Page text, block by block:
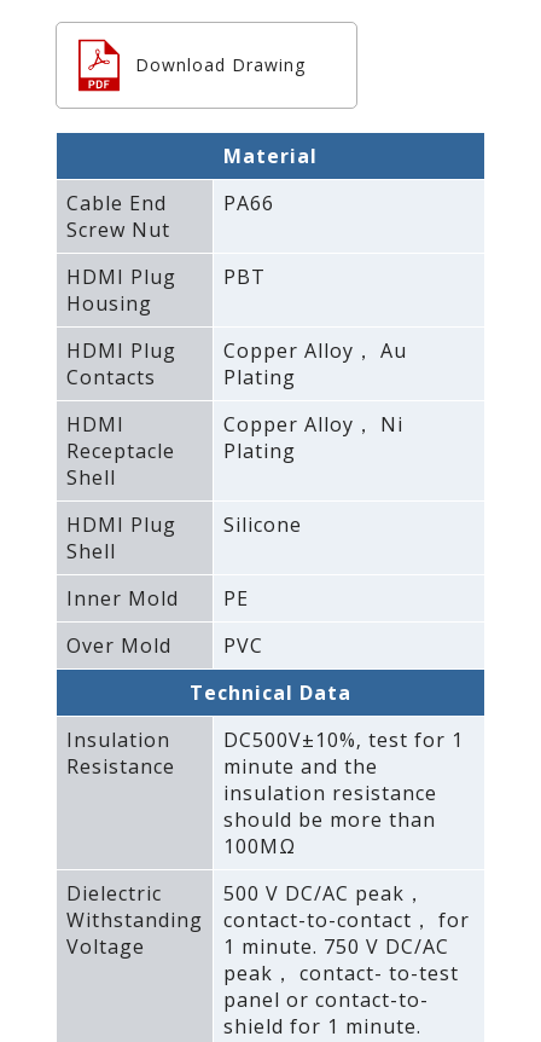
Download Drawing
Material
Cable End
Screw Nut
PA66
HDMI Plug
Housing
PBT
HDMI Plug
Contacts
Copper Alloy， Au
Plating
HDMI
Receptacle
Shell
Copper Alloy， Ni
Plating
HDMI Plug
Shell
Silicone
Inner Mold
PE
Over Mold
PVC
Technical Data
Insulation
Resistance
DC500V±10%‚ test for 1
minute and the
insulation resistance
should be more than
100MΩ
Dielectric
Withstanding
Voltage
500 V DC/AC peak，
contact-to-contact， for
1 minute. 750 V DC/AC
peak， contact- to-test
panel or contact-to-
shield for 1 minute.